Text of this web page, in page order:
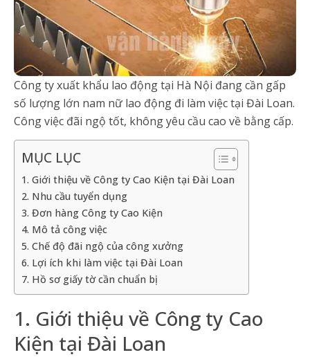
Công ty xuất khẩu lao động tại Hà Nội đang cần gấp
số lượng lớn nam nữ lao động đi làm việc tại Đài Loan.
Công việc đãi ngộ tốt, không yêu cầu cao về bằng cấp.
MỤC LỤC
1. Giới thiệu về Công ty Cao Kiện tại Đài Loan
2. Nhu cầu tuyển dụng
3. Đơn hàng Công ty Cao Kiện
4. Mô tả công việc
5. Chế độ đãi ngộ của công xưởng
6. Lợi ích khi làm việc tại Đài Loan
7. Hồ sơ giấy tờ cần chuẩn bị
1. Giới thiệu về Công ty Cao
Kiện tại Đài Loan